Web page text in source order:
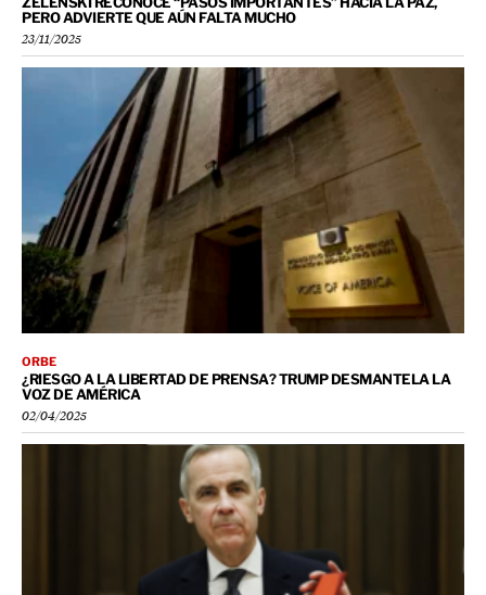
PERO ADVIERTE QUE AÚN FALTA MUCHO
23/11/2025
ORBE
¿RIESGO A LA LIBERTAD DE PRENSA? TRUMP DESMANTELA LA
VOZ DE AMÉRICA
02/04/2025